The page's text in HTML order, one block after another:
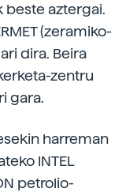
beste aztergai.
(zeramiko-
dira. Beira
zentru
gara.
harreman
INTEL
petrolio-